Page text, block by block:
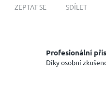
ZEPTAT SE SDÍLET
Profesionální
Díky osobní